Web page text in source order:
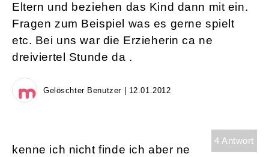
Eltern und beziehen das Kind dann mit ein.
Fragen zum Beispiel was es gerne spielt
etc. Bei uns war die Erzieherin ca ne
dreiviertel Stunde da .
Gelöschter Benutzer | 12.01.2012
4 Antwort
kenne ich nicht finde ich aber ne